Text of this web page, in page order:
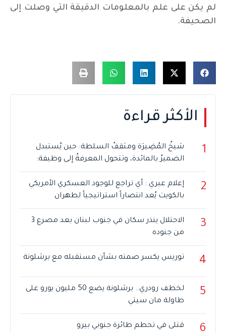
لم يكن على علم بالمعلومات الدقيقة التي وصلت إلى
الصحيفة.
الأكثر قراءة
1
شيخُ المُضِيرَة ومثقفُ السلطة: حين يُستبدل
الضميرُ بالمائدة، وتتحول المعرفةُ إلى وظيفة:
2
إعلام عبري : أي تراجع للوجود العسكري الأمريكي
بالكويت يُعد انتصاراً استراتيجياً لطهران
3
الاحتلال ينذر سكان في جنوب لبنان بعد مصرع 3
من جنوده
4 توريس يكسر صمته بشأن مستقبله مع برشلونة
5
لخطف رودري.. برشلونة يضع 50 مليون يورو على
طاولة مان سيتي
6 قتلى في تحطم طائرة جنوبي بيرو